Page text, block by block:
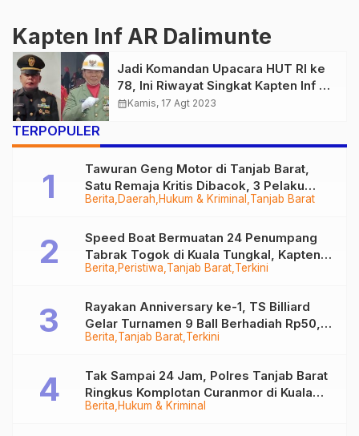
Kapten Inf AR Dalimunte
Jadi Komandan Upacara HUT RI ke
78, Ini Riwayat Singkat Kapten Inf AR
Dalimunthe
calendar_monthKamis, 17 Agt 2023
TERPOPULER
Berita Daerah Hukum & Kriminal Tanjab Barat
Tawuran Geng Motor di Tanjab Barat,
Satu Remaja Kritis Dibacok, 3 Pelaku
Ditangkap
Berita Peristiwa Tanjab Barat Terkini
Speed Boat Bermuatan 24 Penumpang
Tabrak Togok di Kuala Tungkal, Kapten
Sempat Hilang
Berita Tanjab Barat Terkini
Rayakan Anniversary ke-1, TS Billiard
Gelar Turnamen 9 Ball Berhadiah Rp50,8
Juta
Berita Hukum & Kriminal
Tak Sampai 24 Jam, Polres Tanjab Barat
Ringkus Komplotan Curanmor di Kuala
Tungkal